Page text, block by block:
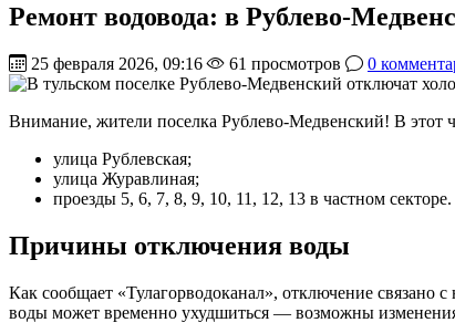
Ремонт водовода: в Рублево-
25 февраля 2026, 09:16 61 просмотров 0
Внимание, жители поселка Рублево-Медвенский! В этот
улица Рублевская;
улица Журавлиная;
проезды 5, 6, 7, 8, 9, 10, 11, 12, 13 в частном секторе.
Причины отключения воды
Как сообщает «Тулагорводоканал», отключение
воды может временно ухудшиться — возможны